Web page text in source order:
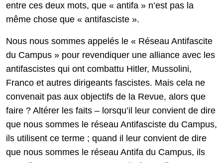
entre ces deux mots, que « antifa » n’est pas la
même chose que « antifasciste ».
Nous nous sommes appelés le « Réseau Antifascite
du Campus » pour revendiquer une alliance avec les
antifascistes qui ont combattu Hitler, Mussolini,
Franco et autres dirigeants fascistes. Mais cela ne
convenait pas aux objectifs de la Revue, alors que
faire ? Altérer les faits – lorsqu’il leur convient de dire
que nous sommes le réseau Antifasciste du Campus,
ils utilisent ce terme ; quand il leur convient de dire
que nous sommes le réseau Antifa du Campus, ils